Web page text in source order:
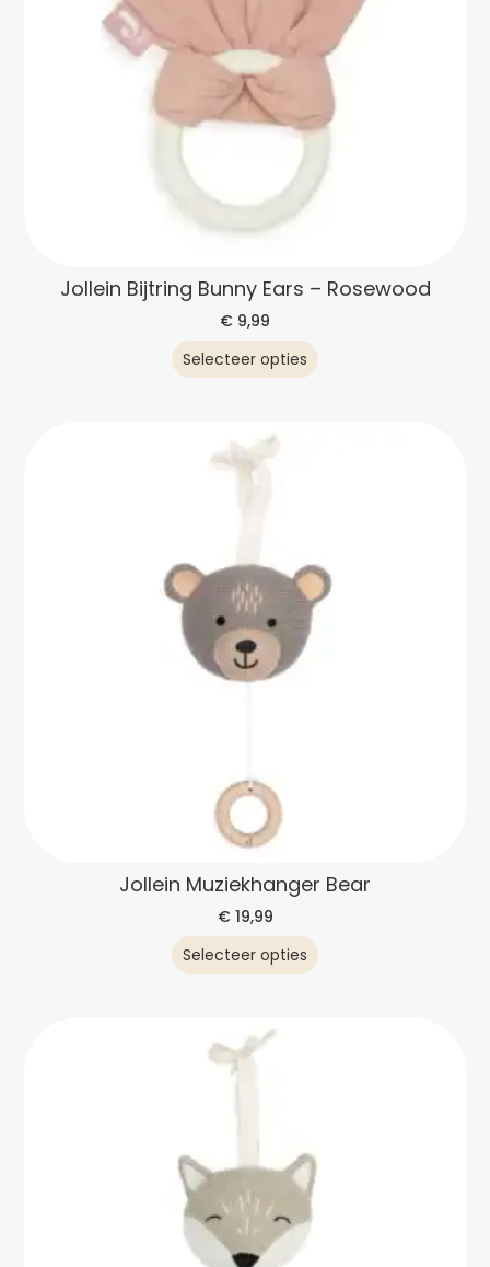
Jollein Bijtring Bunny Ears – Rosewood
€ 9,99
Selecteer opties
Jollein Muziekhanger Bear
€19,99
Selecteer opties